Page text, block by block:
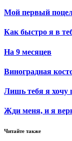
Мой первый
Как быстро я в
На 9 месяцев
Виноградная
Лишь тебя я хочу
Жди меня, и я
Читайте также